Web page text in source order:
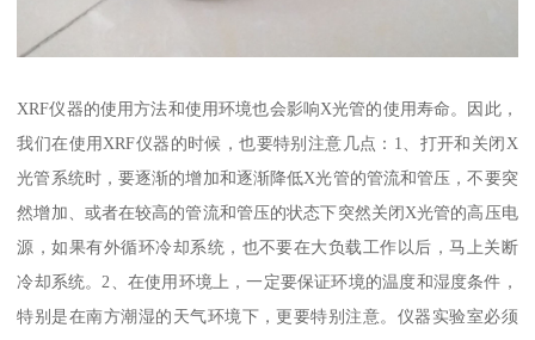
XRF仪器的使用方法和使用环境也会影响X光管的使用寿命。因此，
我们在使用XRF仪器的时候，也要特别注意几点：1、打开和关闭X
光管系统时，要逐渐的增加和逐渐降低X光管的管流和管压，不要突
然增加、或者在较高的管流和管压的状态下突然关闭X光管的高压电
源，如果有外循环冷却系统，也不要在大负载工作以后，马上关断
冷却系统。2、在使用环境上，一定要保证环境的温度和湿度条件，
特别是在南方潮湿的天气环境下，更要特别注意。仪器实验室必须